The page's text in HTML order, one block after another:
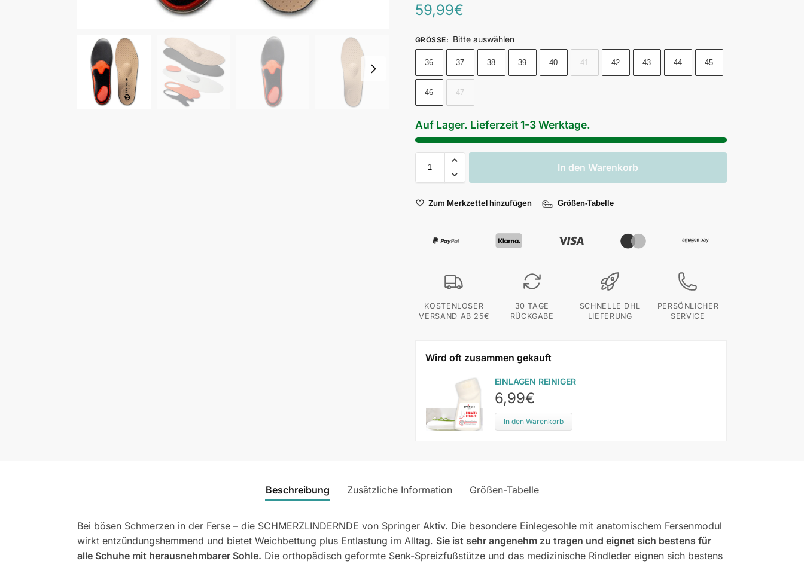
59,99€
GRÖSSE : Bitte auswählen
36 37 38 39 40 41 42 43 44 45
46 47
Auf Lager. Lieferzeit 1-3 Werktage.
In den Warenkorb
Zum Merkzettel hinzufügen Größen-Tabelle
KOSTENLOSER
VERSAND AB 25€
30 TAGE
RÜCKGABE
SCHNELLE DHL
LIEFERUNG
PERSÖNLICHER
SERVICE
Wird oft zusammen gekauft
EINLAGEN REINIGER
6,99€
In den Warenkorb
Beschreibung Zusätzliche Information Größen-Tabelle
Bei bösen Schmerzen in der Ferse – die SCHMERZLINDERNDE von Springer Aktiv. Die besondere Einlegesohle mit anatomischem Fersenmodul
wirkt entzündungshemmend und bietet Weichbettung plus Entlastung im Alltag. Sie ist sehr angenehm zu tragen und eignet sich bestens für
alle Schuhe mit herausnehmbarer Sohle. Die orthopädisch geformte Senk-Spreizfußstütze und das medizinische Rindleder eignen sich bestens